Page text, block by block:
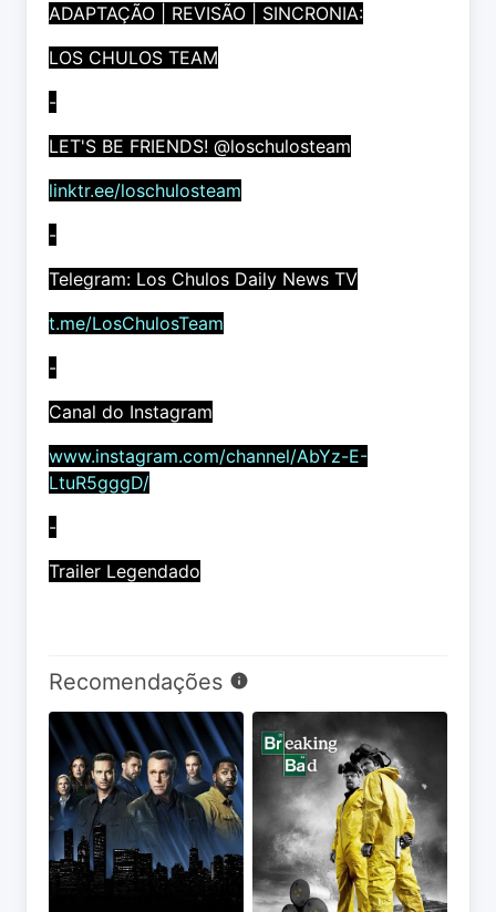
ADAPTAÇÃO | REVISÃO | SINCRONIA:
LOS CHULOS TEAM
-
LET'S BE FRIENDS! @loschulosteam
linktr.ee/loschulosteam
-
Telegram: Los Chulos Daily News TV
t.me/LosChulosTeam
-
Canal do Instagram
www.instagram.com/channel/AbYz-E-
LtuR5gggD/
-
Trailer Legendado
Recomendações